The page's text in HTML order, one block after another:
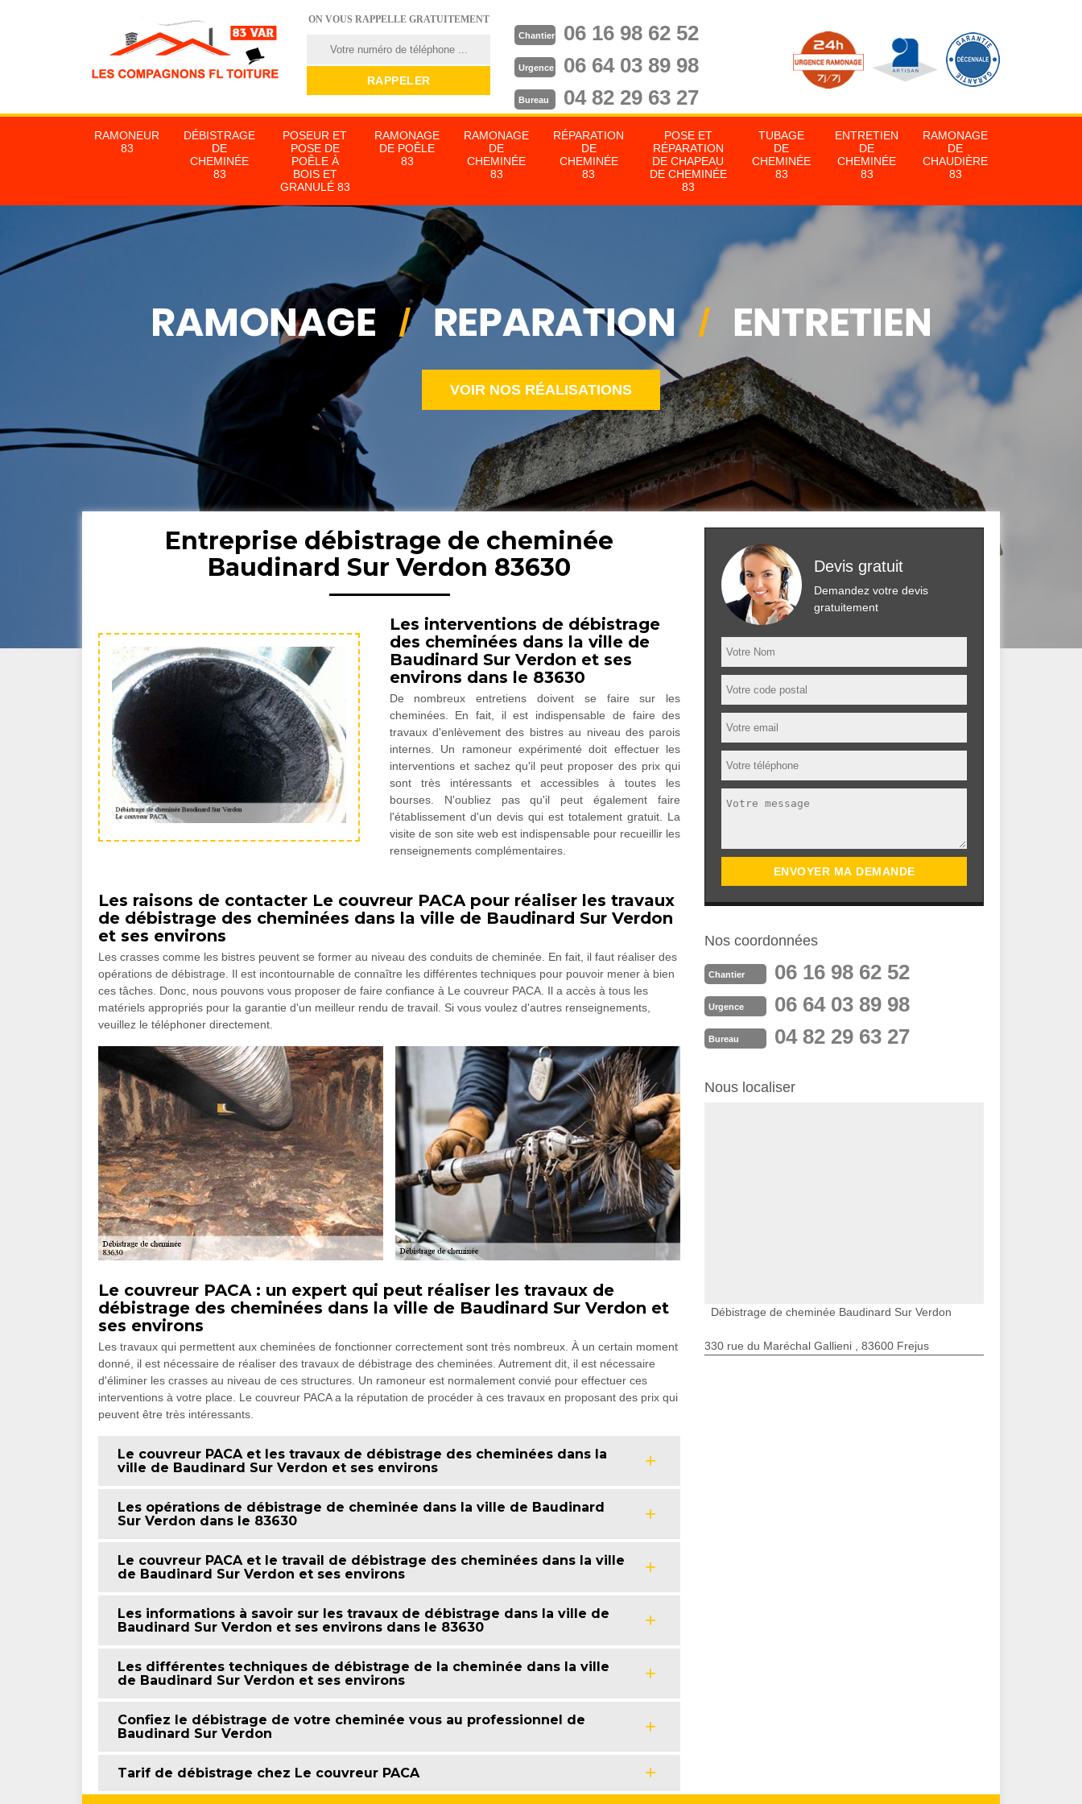
ON VOUS RAPPELLE GRATUITEMENT
Chantier 06 16 98 62 52
Urgence 06 64 03 89 98
Bureau 04 82 29 63 27
RAMONEUR
83
DÉBISTRAGE
DE
CHEMINÉE
83
POSEUR ET
POSE DE
POÊLE À
BOIS ET
GRANULÉ 83
RAMONAGE
DE POÊLE
83
RAMONAGE
DE
CHEMINÉE
83
RÉPARATION
DE
CHEMINÉE
83
POSE ET
RÉPARATION
DE CHAPEAU
DE CHEMINÉE
83
TUBAGE
DE
CHEMINÉE
83
ENTRETIEN
DE
CHEMINÉE
83
RAMONAGE
DE
CHAUDIÈRE
83
VOIR NOS RÉALISATIONS
Entreprise débistrage de cheminée
Baudinard Sur Verdon 83630
Les interventions de débistrage
des cheminées dans la ville de
Baudinard Sur Verdon et ses
environs dans le 83630
De nombreux entretiens doivent se faire sur les
cheminées. En fait, il est indispensable de faire des
travaux d'enlèvement des bistres au niveau des parois
internes. Un ramoneur expérimenté doit effectuer les
interventions et sachez qu'il peut proposer des prix qui
sont très intéressants et accessibles à toutes les
bourses. N'oubliez pas qu'il peut également faire
l'établissement d'un devis qui est totalement gratuit. La
visite de son site web est indispensable pour recueillir les
renseignements complémentaires.
Les raisons de contacter Le couvreur PACA pour réaliser les travaux
de débistrage des cheminées dans la ville de Baudinard Sur Verdon
et ses environs
Les crasses comme les bistres peuvent se former au niveau des conduits de cheminée. En fait, il faut réaliser des
opérations de débistrage. Il est incontournable de connaître les différentes techniques pour pouvoir mener à bien
ces tâches. Donc, nous pouvons vous proposer de faire confiance à Le couvreur PACA. Il a accès à tous les
matériels appropriés pour la garantie d'un meilleur rendu de travail. Si vous voulez d'autres renseignements,
veuillez le téléphoner directement.
Le couvreur PACA : un expert qui peut réaliser les travaux de
débistrage des cheminées dans la ville de Baudinard Sur Verdon et
ses environs
Les travaux qui permettent aux cheminées de fonctionner correctement sont très nombreux. À un certain moment
donné, il est nécessaire de réaliser des travaux de débistrage des cheminées. Autrement dit, il est nécessaire
d'éliminer les crasses au niveau de ces structures. Un ramoneur est normalement convié pour effectuer ces
interventions à votre place. Le couvreur PACA a la réputation de procéder à ces travaux en proposant des prix qui
peuvent être très intéressants.
Le couvreur PACA et les travaux de débistrage des cheminées dans la
ville de Baudinard Sur Verdon et ses environs
Les opérations de débistrage de cheminée dans la ville de Baudinard
Sur Verdon dans le 83630
Le couvreur PACA et le travail de débistrage des cheminées dans la ville
de Baudinard Sur Verdon et ses environs
Les informations à savoir sur les travaux de débistrage dans la ville de
Baudinard Sur Verdon et ses environs dans le 83630
Les différentes techniques de débistrage de la cheminée dans la ville
de Baudinard Sur Verdon et ses environs
Confiez le débistrage de votre cheminée vous au professionnel de
Baudinard Sur Verdon
Tarif de débistrage chez Le couvreur PACA
Devis gratuit
Demandez votre devis
gratuitement
Nos coordonnées
Chantier 06 16 98 62 52
Urgence 06 64 03 89 98
Bureau 04 82 29 63 27
Nous localiser
Débistrage de cheminée Baudinard Sur Verdon
330 rue du Maréchal Gallieni , 83600 Frejus